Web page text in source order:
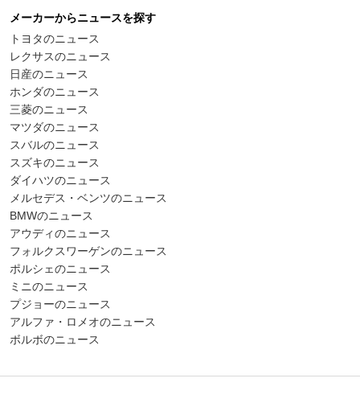
メーカーからニュースを探す
トヨタのニュース
レクサスのニュース
日産のニュース
ホンダのニュース
三菱のニュース
マツダのニュース
スバルのニュース
スズキのニュース
ダイハツのニュース
メルセデス・ベンツのニュース
BMWのニュース
アウディのニュース
フォルクスワーゲンのニュース
ポルシェのニュース
ミニのニュース
プジョーのニュース
アルファ・ロメオのニュース
ボルボのニュース